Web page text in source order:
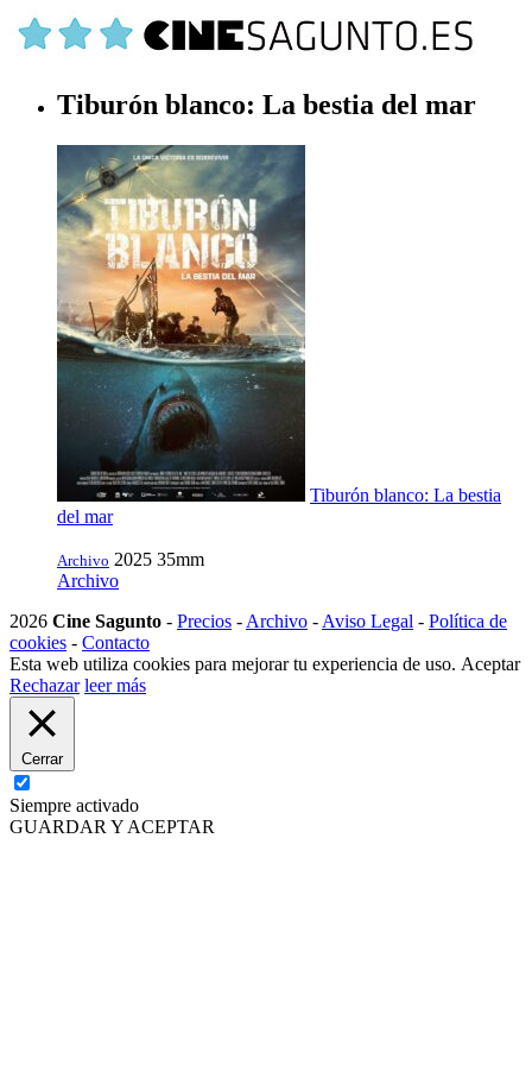
Tiburón blanco: La bestia del mar
Tiburón blanco: La bestia
del mar
Archivo 2025 35mm
Archivo
2026 Cine Sagunto - Precios - Archivo - Aviso Legal - Política de
cookies - Contacto
Esta web utiliza cookies para mejorar tu experiencia de uso. Aceptar
Rechazar leer más
Cerrar
Siempre activado
GUARDAR Y ACEPTAR